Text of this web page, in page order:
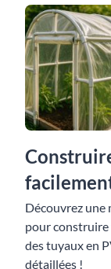
Découvrez une
pour construire
des tuyaux en
détaillées !